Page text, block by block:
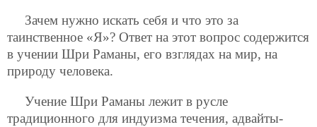
Зачем нужно искать себя и что это за
таинственное «Я»? Ответ на этот вопрос содержится
в учении Шри Раманы, его взглядах на мир, на
природу человека.
Учение Шри Раманы лежит в русле
традиционного для индуизма течения, адвайты-